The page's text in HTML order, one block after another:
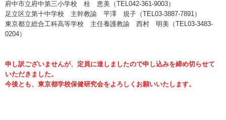
府中市立府中第三小学校 桂 恵美（TEL042-361-9003）
足立区立第十中学校 主幹教諭 平澤 規子（TEL03-3887-7891）
東京都立総合工科高等学校 主任養護教諭 西村 明美（TEL03-3483-
0204）
申し訳ございませんが、定員に達しましたので申し込みを締め切らせて
いただきました。
今後とも、東京都学校保健研究会をよろしくお願いいたします。